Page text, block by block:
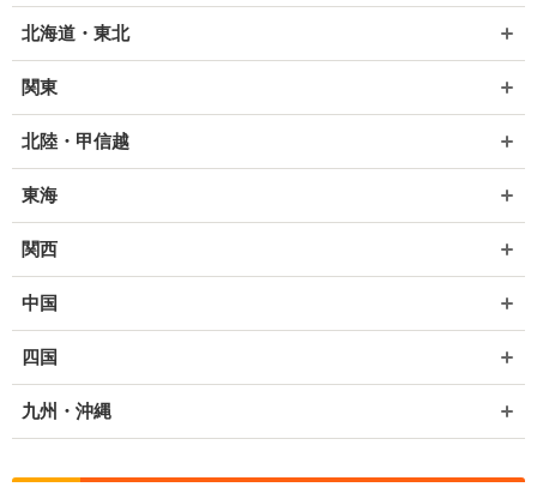
北海道・東北
関東
北陸・甲信越
東海
関西
中国
四国
九州・沖縄